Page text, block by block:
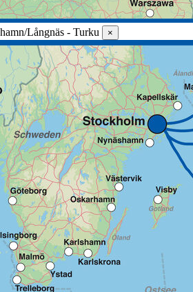
Långnäs - Turku ×